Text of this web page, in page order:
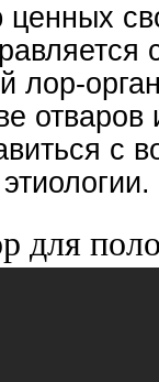
ценных
лор-
отваров
с
для